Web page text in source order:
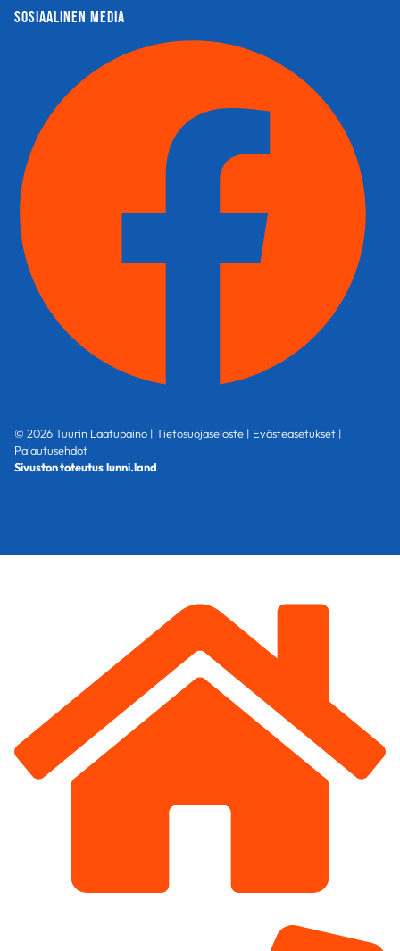
sosiaalinen media
© 2026 Tuurin Laatupaino | Tietosuojaseloste | Evästeasetukset |
Palautusehdot
Sivuston toteutuslunni.land